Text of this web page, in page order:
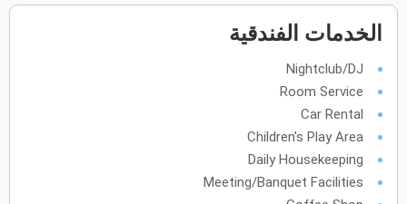
حالأحد نالاثنينثالثلاثاءرالأربعاءخالخميس
جالجمعةسالسبت
حالأحد نالاثنين
يناير
الخدمات الفندقية
Nightclub/DJ
Room Service
Car Rental
Children's Play Area
Daily Housekeeping
Meeting/Banquet Facilities